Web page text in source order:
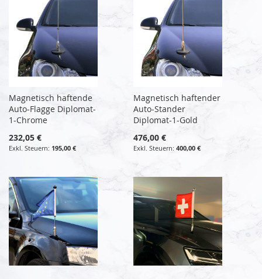
Magnetisch haftende
Auto-Flagge Diplomat-
1-Chrome
232,05 €
195,00 €
Magnetisch haftender
Auto-Stander
Diplomat-1-Gold
476,00 €
400,00 €